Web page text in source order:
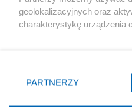
geolokalizacyjnych oraz
charakterystykę urządzenia
zmienić/wycofać klikając
znajdujący się w lewym
rodzaje przetwarzania
PARTNERZY